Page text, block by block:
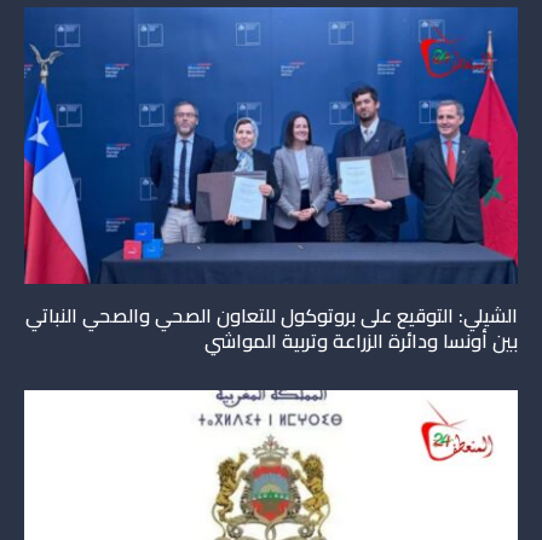
الشيلي: التوقيع على بروتوكول للتعاون الصحي والصحي النباتي
بين أونسا ودائرة الزراعة وتربية المواشي